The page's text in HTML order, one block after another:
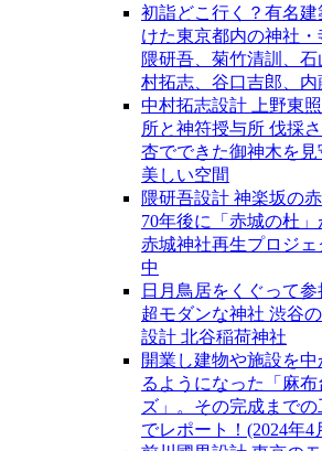
初詣どこ行く？有名
けた東京都内の神社
隈研吾、菊竹清訓、石
村拓志、谷口吉郎、内
中村拓志設計 上野東
所と神符授与所 伐採
杏でできた御神木を
美しい空間
隈研吾設計 神楽坂の
70年後に「赤城の杜」
赤城神社再生プロジ
中
日月鳥居をくぐって参
超モダンな神社 渋谷の
設計 北谷稲荷神社
開業し建物や施設を
るようになった「麻
ズ」。その完成まで
でレポート！(2024年4